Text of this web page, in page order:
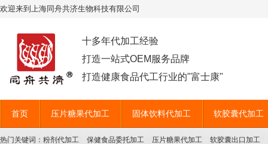
欢迎来到上海同舟共济生物科技有限公司
十多年代加工经验
打造一站式OEM服务品牌
打造健康食品代工行业的"富士康"
首页 压片糖果代加工 固体饮料代加工 软胶囊代加工
热门关键词： 粉剂代加工 保健食品委托加工 压片糖果代加工 软胶囊出口加工